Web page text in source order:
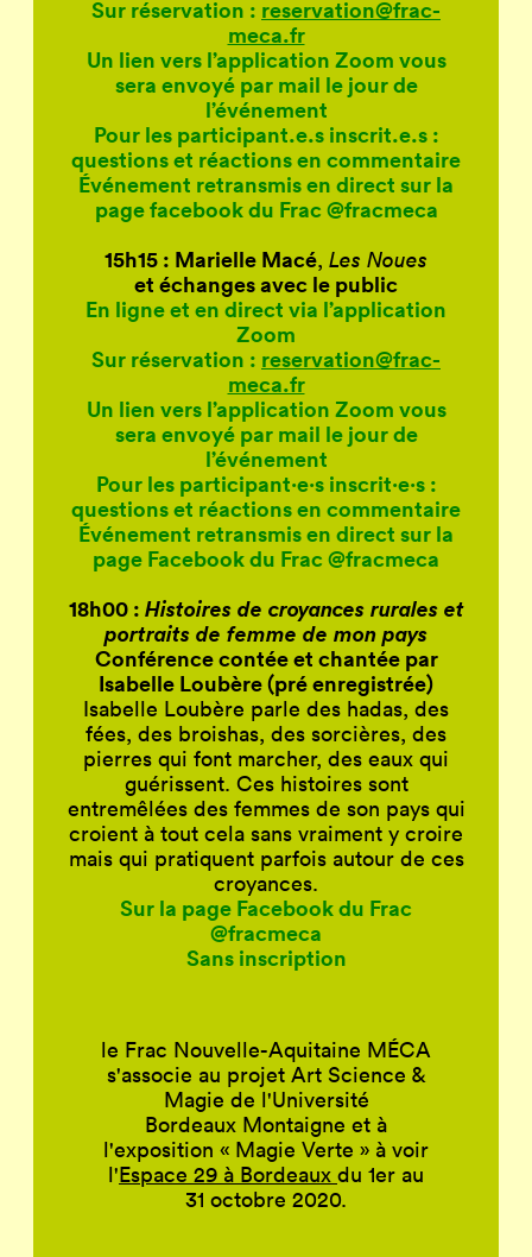
Sur réservation : reservation@frac-
meca.fr
Un lien vers l’application Zoom vous
sera envoyé par mail le jour de
l’événement
Pour les participant.e.s inscrit.e.s :
questions et réactions en commentaire
Événement retransmis en direct sur la
page facebook du Frac @fracmeca
15h15 : Marielle Macé, Les Noues
et échanges avec le public
En ligne et en direct via l’application
Zoom
Sur réservation : reservation@frac-
meca.fr
Un lien vers l’application Zoom vous
sera envoyé par mail le jour de
l’événement
Pour les participant·e·s inscrit·e·s :
questions et réactions en commentaire
Événement retransmis en direct sur la
page Facebook du Frac @fracmeca
18h00 : Histoires de croyances rurales et
portraits de femme de mon pays
Conférence contée et chantée par
Isabelle Loubère (pré enregistrée)
Isabelle Loubère parle des hadas, des
fées, des broishas, des sorcières, des
pierres qui font marcher, des eaux qui
guérissent. Ces histoires sont
entremêlées des femmes de son pays qui
croient à tout cela sans vraiment y croire
mais qui pratiquent parfois autour de ces
croyances.
Sur la page Facebook du Frac
@fracmeca
Sans inscription
le Frac Nouvelle-Aquitaine MÉCA
s'associe au projet Art Science &
Magie de l'Université
Bordeaux Montaigne et à
l'exposition « Magie Verte » à voir
l'Espace 29 à Bordeaux du 1er au
31 octobre 2020.